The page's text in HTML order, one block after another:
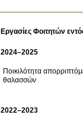
Εργασίες Φοιτητών
2024–2025
Ποικιλότητα
θαλασσών
2022–2023